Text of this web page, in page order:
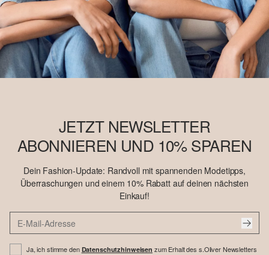
JETZT NEWSLETTER
ABONNIEREN UND 10% SPAREN
Dein Fashion-Update: Randvoll mit spannenden Modetipps,
Überraschungen und einem 10% Rabatt auf deinen nächsten
Einkauf!
Ja, ich stimme den Datenschutzhinweisen zum Erhalt des s.Oliver Newsletters